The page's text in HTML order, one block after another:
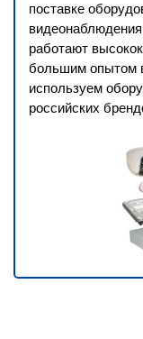
поставке
работают
большим опытом
используем
российских